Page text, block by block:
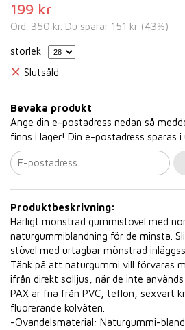
199 kr
Ord. 350 kr. Du sparar 151 kr (43%)
storlek
Slutsåld
Bevaka produkt
Ange din e-postadress nedan så
finns i lager! Din e-postadress sparas i
Produktbeskrivning:
Härligt mönstrad gummistövel med
naturgummiblandning för de minsta.
stövel med urtagbar mönstrad
Tänk på att naturgummi vill förvaras
ifrån direkt solljus, när de inte
PAX är fria från PVC, teflon, sexvärt
fluorerande kolväten.
-Ovandelsmaterial: Naturgummi-